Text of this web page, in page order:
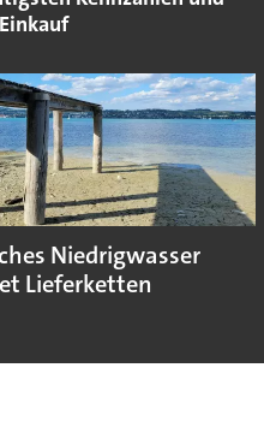
Niedrigwasser
Lieferketten